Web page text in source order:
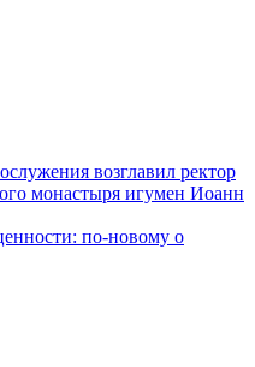
возглавил ректор
монастыря игумен Иоанн
по-новому о